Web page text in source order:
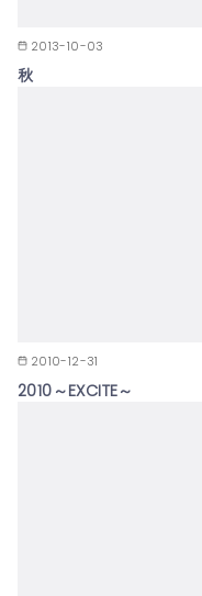
2013-10-03
秋
2010-12-31
2010～EXCITE～